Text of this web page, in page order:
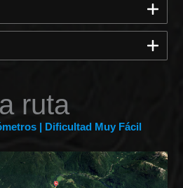
ruta
| Dificultad Muy Fácil